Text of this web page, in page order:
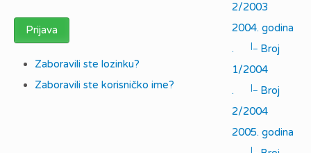
Prijava
Zaboravili ste lozinku?
Zaboravili ste korisničko ime?
2/2003
2004. godina
.
|_ Broj
1/2004
.
|_ Broj
2/2004
2005. godina
|_